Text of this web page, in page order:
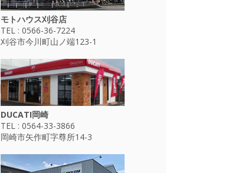
モトハウス刈谷店
TEL : 0566-36-7224
刈谷市今川町山ノ端123-1
DUCATI岡崎
TEL : 0564-33-3866
岡崎市矢作町字尊所14-3